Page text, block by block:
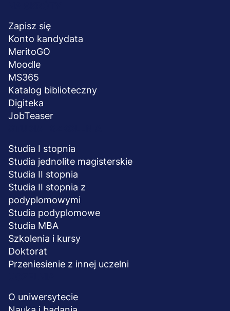
stopka
Zapisz się
Konto kandydata
MeritoGO
Moodle
MS365
Katalog biblioteczny
Digiteka
JobTeaser
Studia I stopnia
Studia jednolite magisterskie
Studia II stopnia
Studia II stopnia z
podyplomowymi
Studia podyplomowe
Studia MBA
Szkolenia i kursy
Doktorat
Przeniesienie z innej uczelni
O uniwersytecie